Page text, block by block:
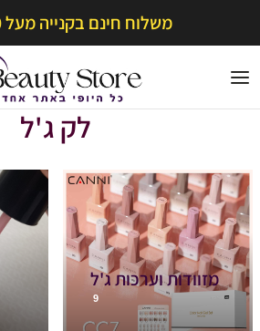
משלוח חינם בקנייה מעל 300 ש"ח
לק ג'ל
מזוודות וערכות ג'ל
9